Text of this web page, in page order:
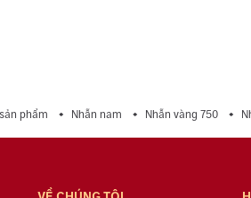
phẩm Nhẫn nam Nhẫn vàng 750